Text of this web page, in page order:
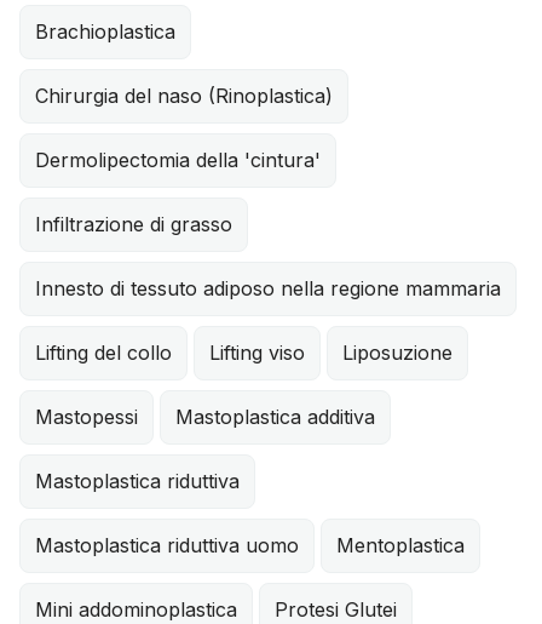
Brachioplastica
Chirurgia del naso (Rinoplastica)
Dermolipectomia della 'cintura'
Infiltrazione di grasso
Innesto di tessuto adiposo nella regione mammaria
Lifting del collo Lifting viso Liposuzione
Mastopessi Mastoplastica additiva
Mastoplastica riduttiva
Mastoplastica riduttiva uomo Mentoplastica
Mini addominoplastica Protesi Glutei